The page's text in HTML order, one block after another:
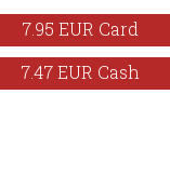
7.95 EUR Card
7.47 EUR Cash